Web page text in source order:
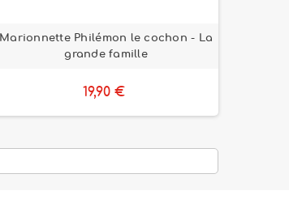
Marionnette Philémon le cochon - La
grande famille
19,90 €